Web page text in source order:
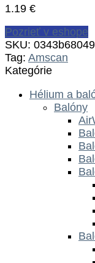
1.19 €
Pozrieť v eshope
SKU:
Tag: Amscan
Kategórie
Hélium a
Balóny